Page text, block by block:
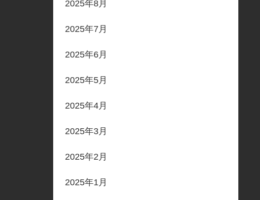
2025年8月
2025年7月
2025年6月
2025年5月
2025年4月
2025年3月
2025年2月
2025年1月